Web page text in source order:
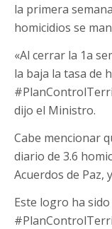
la primera
homicidios se
«Al cerrar la 1a
la baja la tasa de
dijo el Ministro.
Cabe mencionar
diario de 3.6
Acuerdos de Paz,
Este logro ha